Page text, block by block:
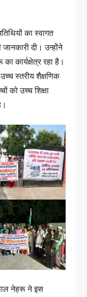
का स्वागत
दी। उन्होंने
कार्यक्षेत्र रहा है।
स्तरीय शैक्षणिक
को उच्च शिक्षा
नेहरू ने इस